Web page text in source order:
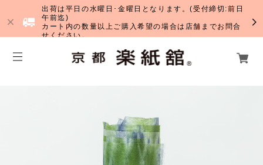
出荷は平日の水曜日･金曜日となります。(受付締切:前日
午前迄)
カート内の数量以上ご購入希望の場合は店舗までお問合
せください。